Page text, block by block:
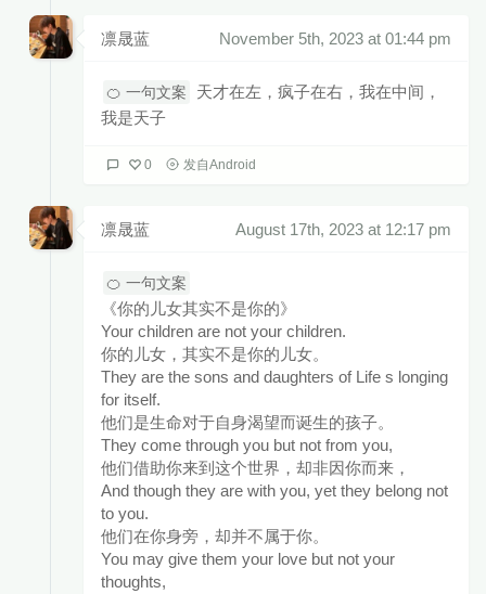
凛晟蓝 November 5th, 2023 at 01:44 pm
🍊 一句文案
天才在左，疯子在右，我在中间，
我是天子
0 发自Android
凛晟蓝 August 17th, 2023 at 12:17 pm
🍊 一句文案
《你的儿女其实不是你的》
Your children are not your children.
你的儿女，其实不是你的儿女。
They are the sons and daughters of Life s longing
for itself.
他们是生命对于自身渴望而诞生的孩子。
They come through you but not from you,
他们借助你来到这个世界，却非因你而来，
And though they are with you, yet they belong not
to you.
他们在你身旁，却并不属于你。
You may give them your love but not your
thoughts,